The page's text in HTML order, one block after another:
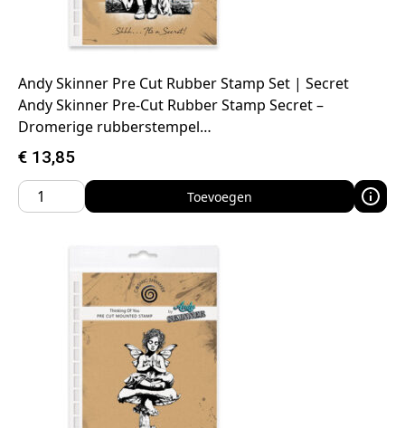
Andy Skinner Pre Cut Rubber Stamp Set | Secret
Andy Skinner Pre-Cut Rubber Stamp Secret –
Dromerige rubberstempel…
€ 13,85
Toevoegen